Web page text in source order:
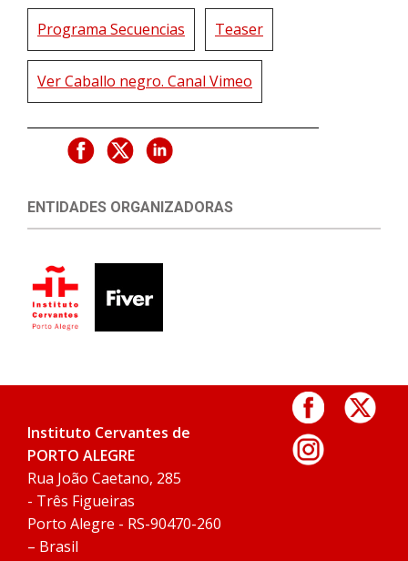
Programa Secuencias Teaser
Ver Caballo negro. Canal Vimeo
ENTIDADES ORGANIZADORAS
Instituto Cervantes de
PORTO ALEGRE
Rua João Caetano, 285
- Três Figueiras
Porto Alegre - RS-90470-260
– Brasil